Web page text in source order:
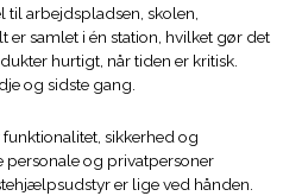
til arbejdspladsen, skolen,
samlet i én station, hvilket gør det
hurtigt, når tiden er kritisk.
og sidste gang.
sikkerhed og
og privatpersoner
er lige ved hånden.